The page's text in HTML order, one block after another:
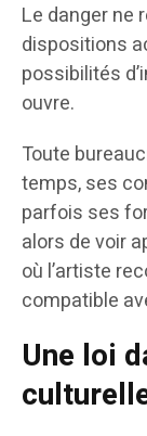
Le danger ne
dispositions
possibilités
ouvre.
Toute
temps, ses
parfois ses
alors de voir
où l’artiste
compatible
Une loi